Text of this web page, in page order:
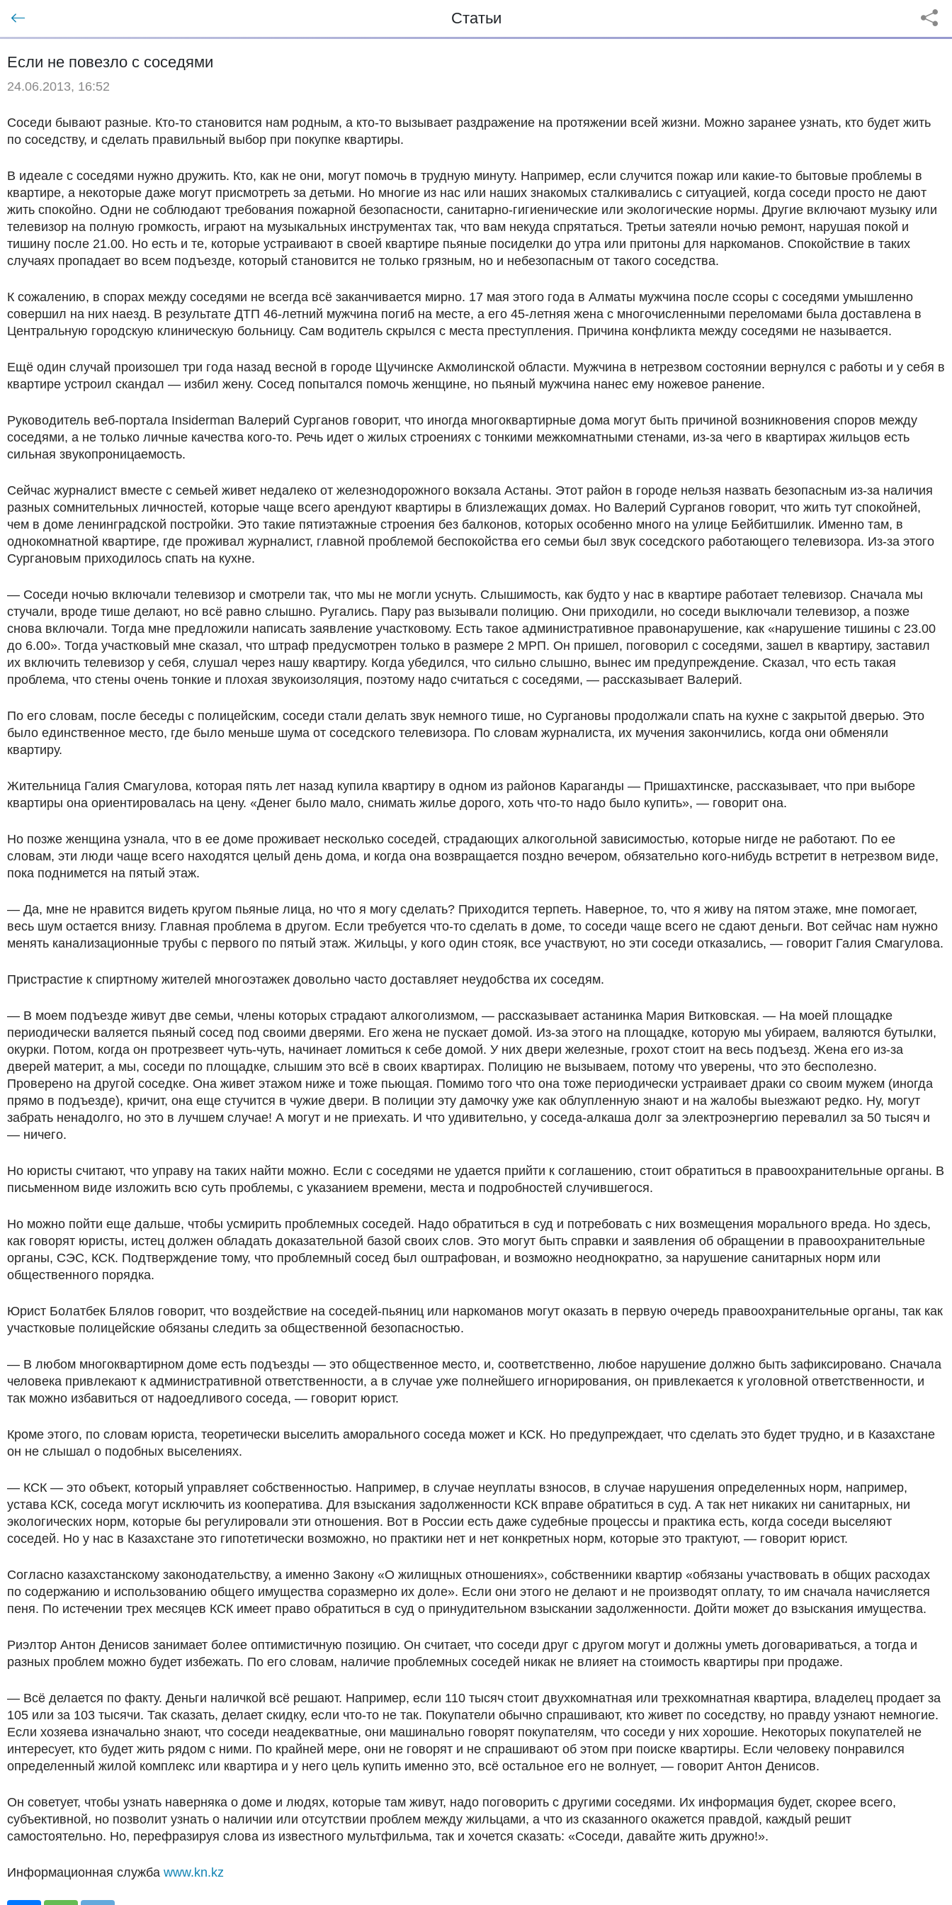
Статьи
Если не повезло с соседями
24.06.2013, 16:52
Соседи бывают разные. Кто-то становится нам родным, а кто-то вызывает раздражение на протяжении всей жизни. Можно заранее узнать, кто будет жить
по соседству, и сделать правильный выбор при покупке квартиры.
В идеале с соседями нужно дружить. Кто, как не они, могут помочь в трудную минуту. Например, если случится пожар или какие-то бытовые проблемы в
квартире, а некоторые даже могут присмотреть за детьми. Но многие из нас или наших знакомых сталкивались с ситуацией, когда соседи просто не дают
жить спокойно. Одни не соблюдают требования пожарной безопасности, санитарно-гигиенические или экологические нормы. Другие включают музыку или
телевизор на полную громкость, играют на музыкальных инструментах так, что вам некуда спрятаться. Третьи затеяли ночью ремонт, нарушая покой и
тишину после 21.00. Но есть и те, которые устраивают в своей квартире пьяные посиделки до утра или притоны для наркоманов. Спокойствие в таких
случаях пропадает во всем подъезде, который становится не только грязным, но и небезопасным от такого соседства.
К сожалению, в спорах между соседями не всегда всё заканчивается мирно. 17 мая этого года в Алматы мужчина после ссоры с соседями умышленно
совершил на них наезд. В результате ДТП 46-летний мужчина погиб на месте, а его 45-летняя жена с многочисленными переломами была доставлена в
Центральную городскую клиническую больницу. Сам водитель скрылся с места преступления. Причина конфликта между соседями не называется.
Ещё один случай произошел три года назад весной в городе Щучинске Акмолинской области. Мужчина в нетрезвом состоянии вернулся с работы и у себя в
квартире устроил скандал — избил жену. Сосед попытался помочь женщине, но пьяный мужчина нанес ему ножевое ранение.
Руководитель веб-портала Insiderman Валерий Сурганов говорит, что иногда многоквартирные дома могут быть причиной возникновения споров между
соседями, а не только личные качества кого-то. Речь идет о жилых строениях с тонкими межкомнатными стенами, из-за чего в квартирах жильцов есть
сильная звукопроницаемость.
Сейчас журналист вместе с семьей живет недалеко от железнодорожного вокзала Астаны. Этот район в городе нельзя назвать безопасным из-за наличия
разных сомнительных личностей, которые чаще всего арендуют квартиры в близлежащих домах. Но Валерий Сурганов говорит, что жить тут спокойней,
чем в доме ленинградской постройки. Это такие пятиэтажные строения без балконов, которых особенно много на улице Бейбитшилик. Именно там, в
однокомнатной квартире, где проживал журналист, главной проблемой беспокойства его семьи был звук соседского работающего телевизора. Из-за этого
Сургановым приходилось спать на кухне.
— Соседи ночью включали телевизор и смотрели так, что мы не могли уснуть. Слышимость, как будто у нас в квартире работает телевизор. Сначала мы
стучали, вроде тише делают, но всё равно слышно. Ругались. Пару раз вызывали полицию. Они приходили, но соседи выключали телевизор, а позже
снова включали. Тогда мне предложили написать заявление участковому. Есть такое административное правонарушение, как «нарушение тишины с 23.00
до 6.00». Тогда участковый мне сказал, что штраф предусмотрен только в размере 2 МРП. Он пришел, поговорил с соседями, зашел в квартиру, заставил
их включить телевизор у себя, слушал через нашу квартиру. Когда убедился, что сильно слышно, вынес им предупреждение. Сказал, что есть такая
проблема, что стены очень тонкие и плохая звукоизоляция, поэтому надо считаться с соседями, — рассказывает Валерий.
По его словам, после беседы с полицейским, соседи стали делать звук немного тише, но Сургановы продолжали спать на кухне с закрытой дверью. Это
было единственное место, где было меньше шума от соседского телевизора. По словам журналиста, их мучения закончились, когда они обменяли
квартиру.
Жительница Галия Смагулова, которая пять лет назад купила квартиру в одном из районов Караганды — Пришахтинске, рассказывает, что при выборе
квартиры она ориентировалась на цену. «Денег было мало, снимать жилье дорого, хоть что-то надо было купить», — говорит она.
Но позже женщина узнала, что в ее доме проживает несколько соседей, страдающих алкогольной зависимостью, которые нигде не работают. По ее
словам, эти люди чаще всего находятся целый день дома, и когда она возвращается поздно вечером, обязательно кого-нибудь встретит в нетрезвом виде,
пока поднимется на пятый этаж.
— Да, мне не нравится видеть кругом пьяные лица, но что я могу сделать? Приходится терпеть. Наверное, то, что я живу на пятом этаже, мне помогает,
весь шум остается внизу. Главная проблема в другом. Если требуется что-то сделать в доме, то соседи чаще всего не сдают деньги. Вот сейчас нам нужно
менять канализационные трубы с первого по пятый этаж. Жильцы, у кого один стояк, все участвуют, но эти соседи отказались, — говорит Галия Смагулова.
Пристрастие к спиртному жителей многоэтажек довольно часто доставляет неудобства их соседям.
— В моем подъезде живут две семьи, члены которых страдают алкоголизмом, — рассказывает астанинка Мария Витковская. — На моей площадке
периодически валяется пьяный сосед под своими дверями. Его жена не пускает домой. Из-за этого на площадке, которую мы убираем, валяются бутылки,
окурки. Потом, когда он протрезвеет чуть-чуть, начинает ломиться к себе домой. У них двери железные, грохот стоит на весь подъезд. Жена его из-за
дверей материт, а мы, соседи по площадке, слышим это всё в своих квартирах. Полицию не вызываем, потому что уверены, что это бесполезно.
Проверено на другой соседке. Она живет этажом ниже и тоже пьющая. Помимо того что она тоже периодически устраивает драки со своим мужем (иногда
прямо в подъезде), кричит, она еще стучится в чужие двери. В полиции эту дамочку уже как облупленную знают и на жалобы выезжают редко. Ну, могут
забрать ненадолго, но это в лучшем случае! А могут и не приехать. И что удивительно, у соседа-алкаша долг за электроэнергию перевалил за 50 тысяч и
— ничего.
Но юристы считают, что управу на таких найти можно. Если с соседями не удается прийти к соглашению, стоит обратиться в правоохранительные органы. В
письменном виде изложить всю суть проблемы, с указанием времени, места и подробностей случившегося.
Но можно пойти еще дальше, чтобы усмирить проблемных соседей. Надо обратиться в суд и потребовать с них возмещения морального вреда. Но здесь,
как говорят юристы, истец должен обладать доказательной базой своих слов. Это могут быть справки и заявления об обращении в правоохранительные
органы, СЭС, КСК. Подтверждение тому, что проблемный сосед был оштрафован, и возможно неоднократно, за нарушение санитарных норм или
общественного порядка.
Юрист Болатбек Блялов говорит, что воздействие на соседей-пьяниц или наркоманов могут оказать в первую очередь правоохранительные органы, так как
участковые полицейские обязаны следить за общественной безопасностью.
— В любом многоквартирном доме есть подъезды — это общественное место, и, соответственно, любое нарушение должно быть зафиксировано. Сначала
человека привлекают к административной ответственности, а в случае уже полнейшего игнорирования, он привлекается к уголовной ответственности, и
так можно избавиться от надоедливого соседа, — говорит юрист.
Кроме этого, по словам юриста, теоретически выселить аморального соседа может и КСК. Но предупреждает, что сделать это будет трудно, и в Казахстане
он не слышал о подобных выселениях.
— КСК — это объект, который управляет собственностью. Например, в случае неуплаты взносов, в случае нарушения определенных норм, например,
устава КСК, соседа могут исключить из кооператива. Для взыскания задолженности КСК вправе обратиться в суд. А так нет никаких ни санитарных, ни
экологических норм, которые бы регулировали эти отношения. Вот в России есть даже судебные процессы и практика есть, когда соседи выселяют
соседей. Но у нас в Казахстане это гипотетически возможно, но практики нет и нет конкретных норм, которые это трактуют, — говорит юрист.
Согласно казахстанскому законодательству, а именно Закону «О жилищных отношениях», собственники квартир «обязаны участвовать в общих расходах
по содержанию и использованию общего имущества соразмерно их доле». Если они этого не делают и не производят оплату, то им сначала начисляется
пеня. По истечении трех месяцев КСК имеет право обратиться в суд о принудительном взыскании задолженности. Дойти может до взыскания имущества.
Риэлтор Антон Денисов занимает более оптимистичную позицию. Он считает, что соседи друг с другом могут и должны уметь договариваться, а тогда и
разных проблем можно будет избежать. По его словам, наличие проблемных соседей никак не влияет на стоимость квартиры при продаже.
— Всё делается по факту. Деньги наличкой всё решают. Например, если 110 тысяч стоит двухкомнатная или трехкомнатная квартира, владелец продает за
105 или за 103 тысячи. Так сказать, делает скидку, если что-то не так. Покупатели обычно спрашивают, кто живет по соседству, но правду узнают немногие.
Если хозяева изначально знают, что соседи неадекватные, они машинально говорят покупателям, что соседи у них хорошие. Некоторых покупателей не
интересует, кто будет жить рядом с ними. По крайней мере, они не говорят и не спрашивают об этом при поиске квартиры. Если человеку понравился
определенный жилой комплекс или квартира и у него цель купить именно это, всё остальное его не волнует, — говорит Антон Денисов.
Он советует, чтобы узнать наверняка о доме и людях, которые там живут, надо поговорить с другими соседями. Их информация будет, скорее всего,
субъективной, но позволит узнать о наличии или отсутствии проблем между жильцами, а что из сказанного окажется правдой, каждый решит
самостоятельно. Но, перефразируя слова из известного мультфильма, так и хочется сказать: «Соседи, давайте жить дружно!».
Информационная служба www.kn.kz